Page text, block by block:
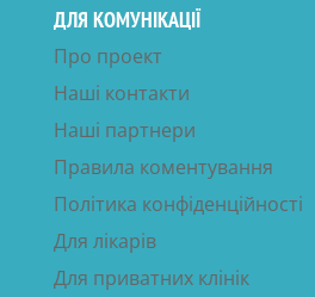
ДЛЯ КОМУНІКАЦІЇ
Про проект
Наші контакти
Наші партнери
Правила коментування
Політика конфіденційності
Для лікарів
Для приватних клінік